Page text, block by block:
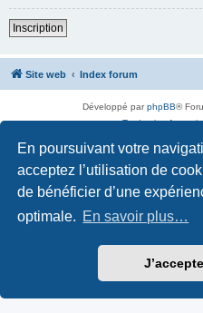
En poursuivant votre
acceptez l’utilisation de
de bénéficier d’une
optimale. En savoir plus…
J’accepte
Inscription
Site web Index forum
Développé parphpBB®
Traduction